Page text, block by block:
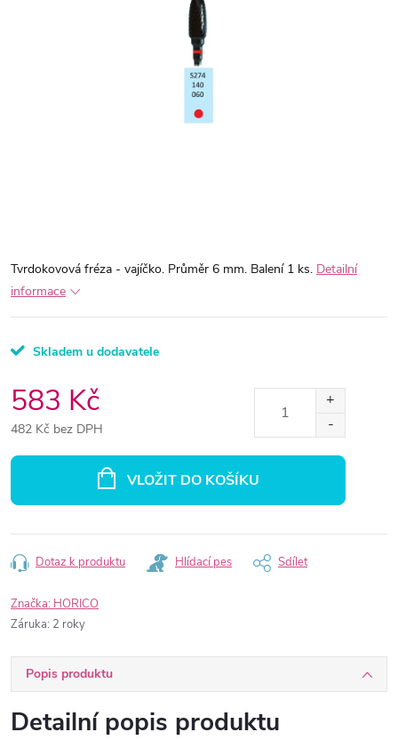
Tvrdokovová fréza - vajíčko. Průměr 6 mm. Balení 1 ks. Detailní
informace
Skladem u dodavatele
583 Kč
482 Kč bez DPH
VLOŽIT DO KOŠÍKU
Dotaz k produktu Hlídací pes Sdílet
Značka: HORICO
Záruka: 2 roky
Popis produktu
Detailní popis produktu